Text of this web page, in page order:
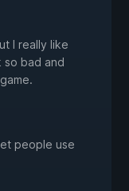
I really like
so bad and
people use